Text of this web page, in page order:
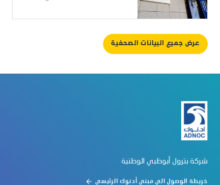
عرض جميع البيانات الصحفية
شركة بترول أبوظبي الوطنية
خريطة الوصول الى مبنى أدنوك الرئيسي